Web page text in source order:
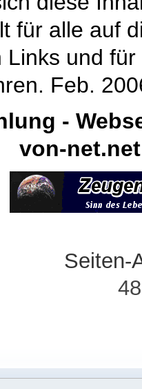
für alle auf
Links und
Feb.
-
von-net.net
Seiten-